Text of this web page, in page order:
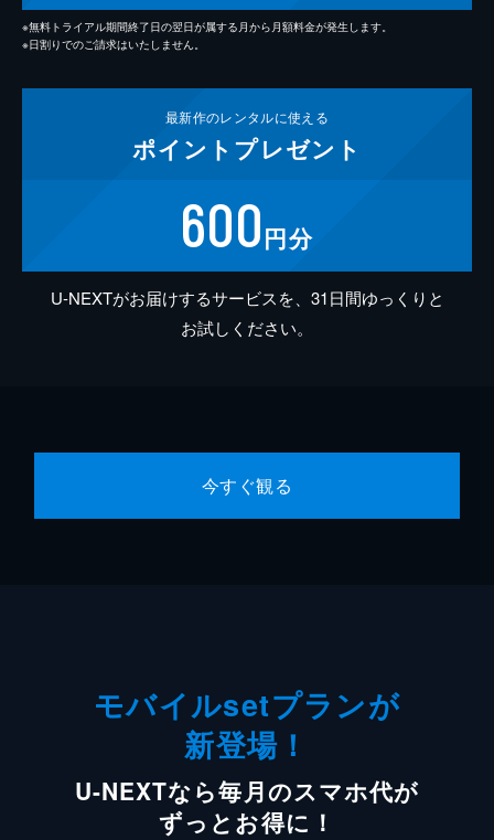
※無料トライアル期間終了日の翌日が属する月から月額料金が発生します。
※日割りでのご請求はいたしません。
最新作のレンタルに使える
ポイント プレゼント
600円分
U-NEXTがお届けするサービスを、31日間ゆっくりと
お試しください。
今すぐ観る
モバイルsetプランが
新登場！
U-NEXTなら毎月のスマホ代が
ずっとお得に！